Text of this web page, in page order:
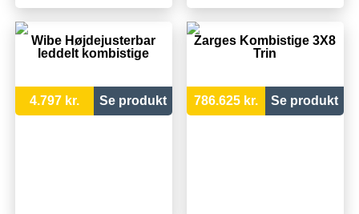
Wibe Højdejusterbar
leddelt kombistige
4.797 kr. Se produkt
Zarges Kombistige 3X8
Trin
786.625 kr. Se produkt